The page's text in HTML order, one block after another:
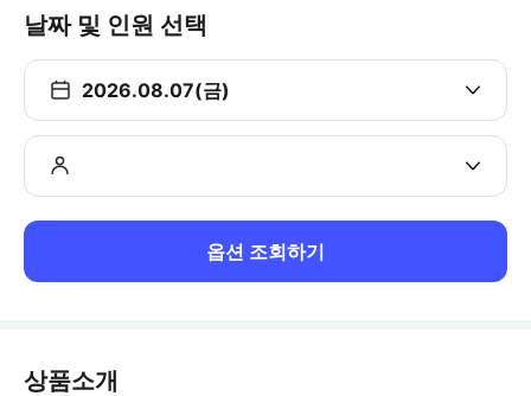
날짜 및 인원 선택
2026.08.07(금)
옵션 조회하기
상품소개